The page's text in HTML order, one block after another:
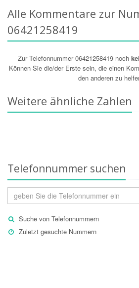
Alle Kommentare zur
06421258419
Zur Telefonnummer 06421258419 noch
Können Sie die/der Erste sein, die einen
den anderen zu
Weitere ähnliche Zahlen
Telefonnummer suchen
Suche von Telefonnummern
Zuletzt gesuchte Nummern